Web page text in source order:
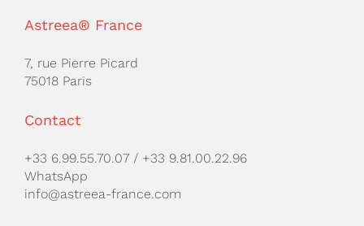
produit
Astreea® France
7, rue Pierre Picard
75018 Paris
Contact
+33 6.99.55.70.07/ +33 9.81.00.22.96
WhatsApp
info@astreea-france.com